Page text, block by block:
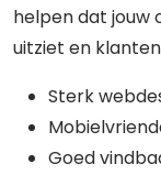
helpen dat jouw
uitziet en
Sterk
Goed